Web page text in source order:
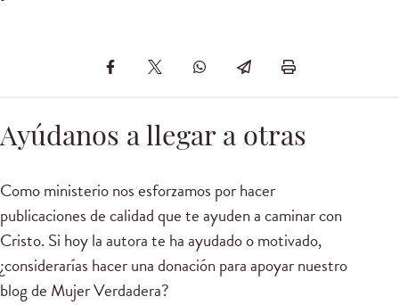
Ayúdanos a llegar a otras
Como ministerio nos esforzamos por hacer
publicaciones de calidad que te ayuden a caminar con
Cristo. Si hoy la autora te ha ayudado o motivado,
¿considerarías hacer una donación para apoyar nuestro
blog de Mujer Verdadera?